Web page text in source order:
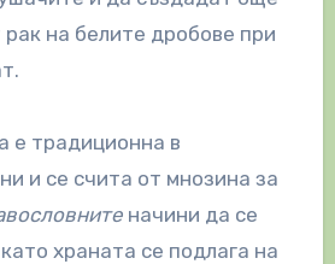
на белите дробове при
е традиционна в
и се счита от мнозина за
начини да се
храната се подлага на